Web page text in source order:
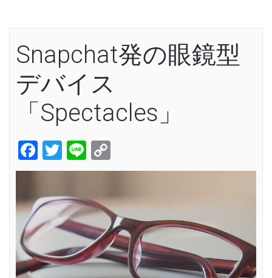
Snapchat発の眼鏡型
デバイス
「Spectacles」
Facebook
Twitter
Line
Link